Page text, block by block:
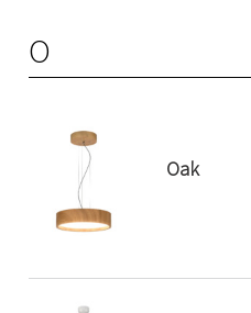
O
Oak